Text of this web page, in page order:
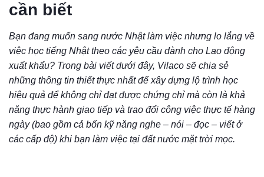
cần biết
Bạn đang muốn sang nước Nhật làm việc nhưng lo lắng về
việc học tiếng Nhật theo các yêu cầu dành cho Lao động
xuất khẩu? Trong bài viết dưới đây, Vilaco sẽ chia sẻ
những thông tin thiết thực nhất để xây dựng lộ trình học
hiệu quả để không chỉ đạt được chứng chỉ mà còn là khả
năng thực hành giao tiếp và trao đổi công việc thực tế hàng
ngày (bao gồm cả bốn kỹ năng nghe – nói – đọc – viết ở
các cấp độ) khi bạn làm việc tại đất nước mặt trời mọc.